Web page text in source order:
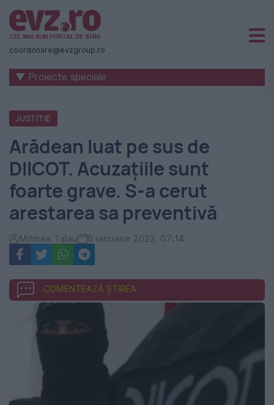
Știri
naționale
internaționale
România
-
Evenimentul
Zilei
coordonare@evzgroup.ro
▼ Proiecte speciale
JUSTITIE
Arădean luat pe sus de
DIICOT. Acuzațiile sunt
foarte grave. S-a cerut
arestarea sa preventivă
Mihnea Talau 6 ianuarie 2022, 07:14
COMENTEAZĂ ȘTIREA